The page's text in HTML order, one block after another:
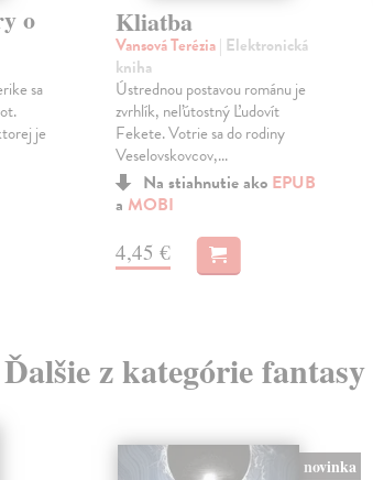
o
sa
je
Kliatba
Vansová Terézia| Elektronická
kniha
Ústrednou postavou románu je
zvrhlík, neľútostný Ľudovít
Fekete. Votrie sa do rodiny
Veselovskovcov,...
Na stiahnutie ako EPUB
a MOBI
4,45 €
Ďalšie z kategórie
novinka